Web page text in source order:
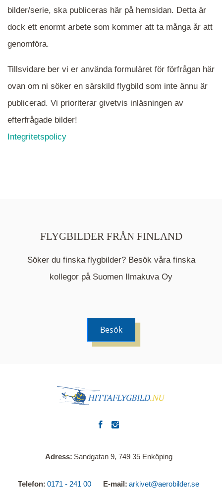
När du ser blåa, röda eller gröna mappar är det
en serie i varje. Dra i kartan för att komma
närmare det område Du söker och klicka på
mappen.
Mappen är en medelpunkt över fotat område och
kommer nu visa de fastigheter som finns just här.
bilder/serie, ska publiceras här på hemsidan. Detta är
dock ett enormt arbete som kommer att ta många år att
genomföra.
Tillsvidare ber vi er använda formuläret för förfrågan här
ovan om ni söker en särskild flygbild som inte ännu är
publicerad. Vi prioriterar givetvis inläsningen av
efterfrågade bilder!
Integritetspolicy
FLYGBILDER FRÅN FINLAND
Söker du finska flygbilder? Besök våra finska
kollegor på Suomen Ilmakuva Oy
Besök
Adress Sandgatan 9, 749 35 Enköping
Telefon 0171 - 241 00 E-mail arkivet@aerobilder.se